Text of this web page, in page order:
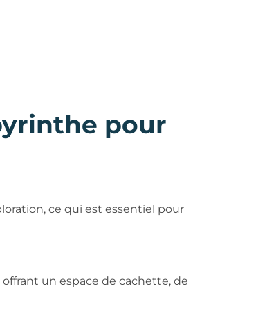
pour
ce qui est essentiel pour
un espace de cachette, de